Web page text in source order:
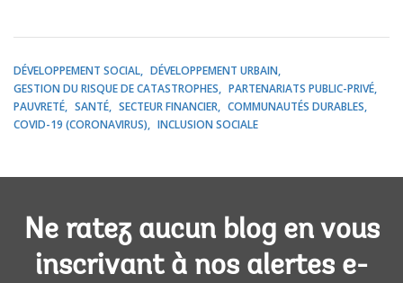
DÉVELOPPEMENT SOCIAL
DÉVELOPPEMENT URBAIN
GESTION DU RISQUE DE CATASTROPHES
PARTENARIATS PUBLIC-PRIVÉ
PAUVRETÉ
SANTÉ SECTEUR FINANCIER
COMMUNAUTÉS DURABLES
COVID-19 (CORONAVIRUS)
INCLUSION SOCIALE
Ne ratez aucun blog en vous
inscrivant à nos alertes e-